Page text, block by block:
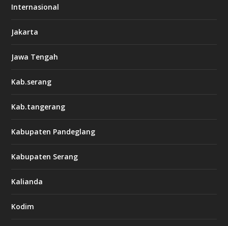
Internasional
Jakarta
Jawa Tengah
Kab.serang
Kab.tangerang
Kabupaten Pandeglang
Kabupaten Serang
Kalianda
Kodim